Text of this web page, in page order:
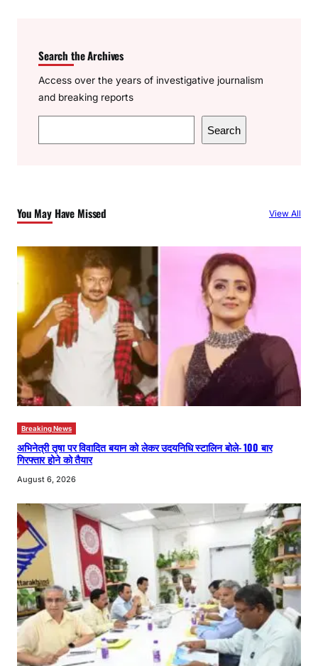
Search the Archives
Access over the years of investigative journalism
and breaking reports
e
h
Search
You May Have Missed View All
Breaking News
अभिनेत्री तृषा पर विवादित बयान को लेकर उदयनिधि स्टालिन बोले- 100 बार
गिरफ्तार होने को तैयार
August 6, 2026